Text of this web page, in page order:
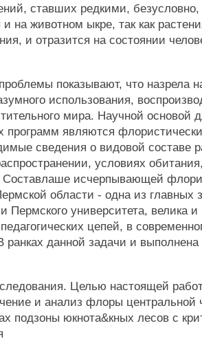
ставших редкими,
и на животном ыкре, так как
и отразится на состоянии
показывают, что назрела
использования,
мира. Научной основой
программ являются
сведения о видовой составе
условиях
исчерпывающей
области - одна из главных
Пермского университета, велика и
цепей, в
ранках данной задачи и
Целью настоящей
и анализ флоры центральной
подзоны юкнота&кных лесов с